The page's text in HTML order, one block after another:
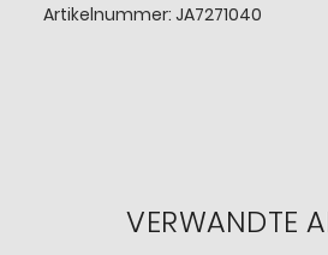
Artikelnummer: JA7271040
VERWANDTE